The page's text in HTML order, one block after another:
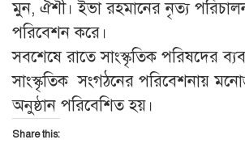
মুন, ঐশী। ইভা রহমানের নৃত্য
পরিবেশন করে।
সবশেষে রাতে সাংস্কৃতিক পরিষদের
সাংস্কৃতিক সংগঠনের পরিবেশনায়
অনুষ্ঠান পরিবেশিত হয়।
Share this: